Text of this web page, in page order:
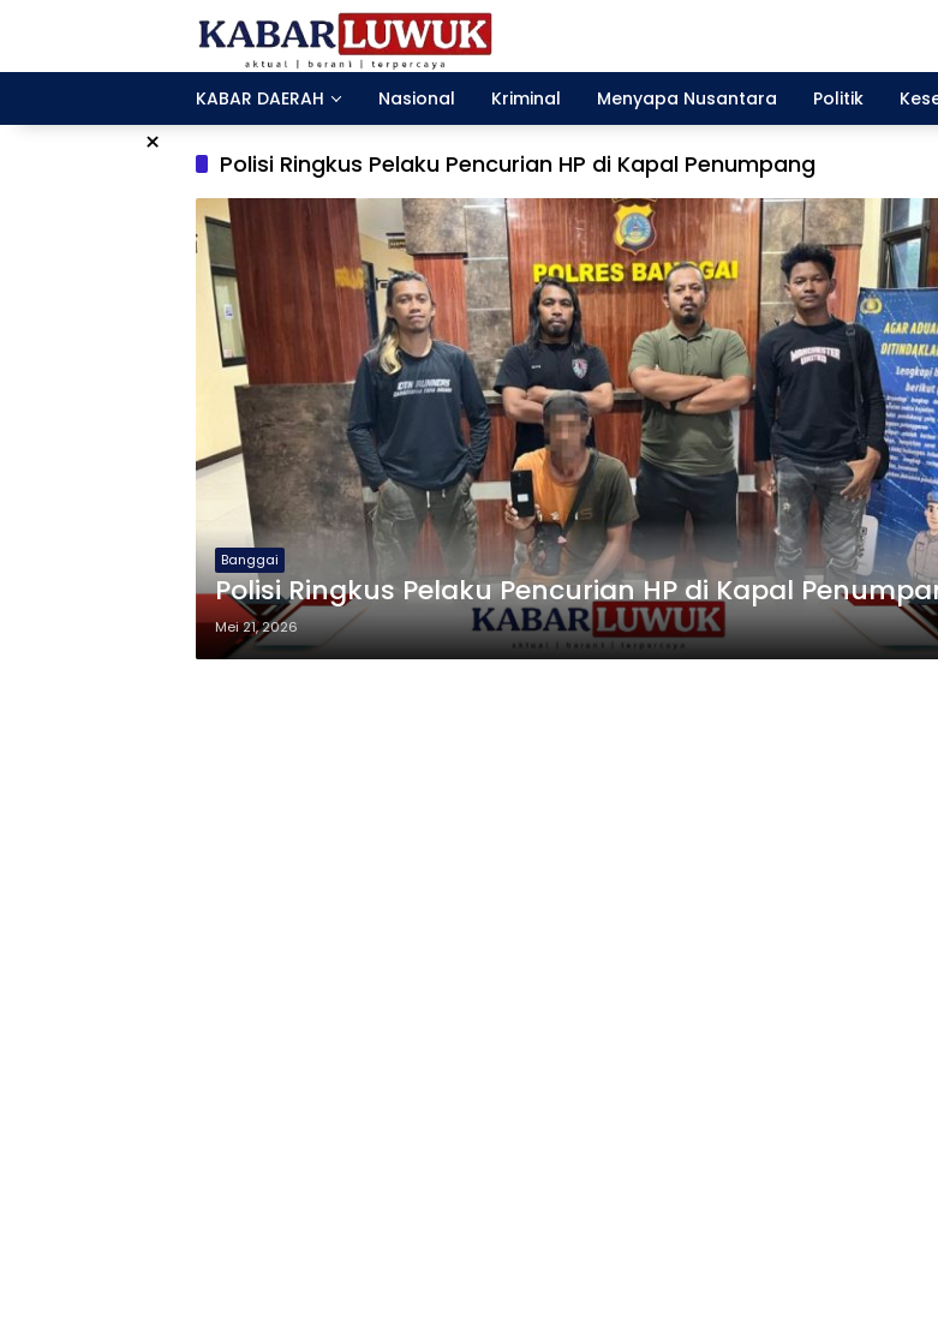
KABAR DAERAH
Nasional Kriminal Menyapa Nusantara Politik
×
Polisi Ringkus Pelaku Pencurian HP di Kapal Penumpang
Banggai
Polisi Ringkus Pelaku Pencurian HP di Kapal
Mei 21, 2026